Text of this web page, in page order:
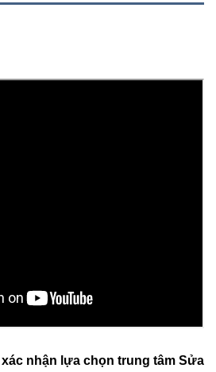
nhận lựa chọn trung tâm Sửa